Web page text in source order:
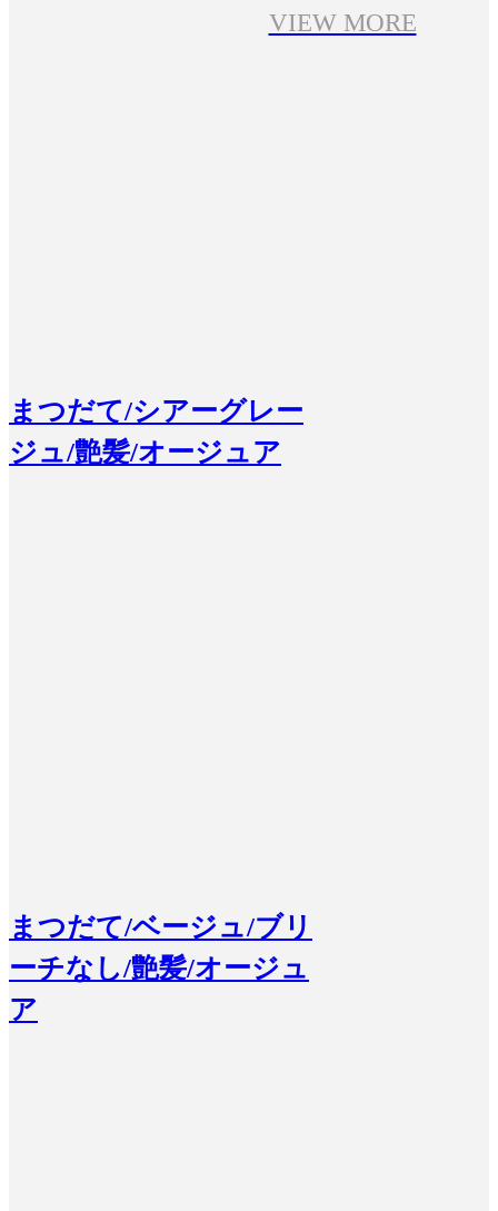
VIEW MORE
まつだて/シアーグレー
ジュ/艶髪/オージュア
まつだて/ベージュ/ブリ
ーチなし/艶髪/オージュ
ア